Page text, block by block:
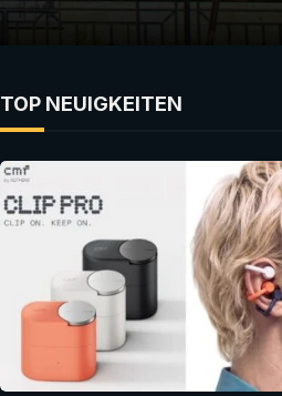
TOP NEUIGKEITEN